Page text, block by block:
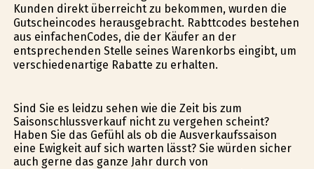
Kunden direkt überreicht zu bekommen, wurden die
Gutscheincodes herausgebracht. Rabttcodes bestehen
aus einfachenCodes, die der Käufer an der
entsprechenden Stelle seines Warenkorbs eingibt, um
verschiedenartige Rabatte zu erhalten.
Sind Sie es leidzu sehen wie die Zeit bis zum
Saisonschlussverkauf nicht zu vergehen scheint?
Haben Sie das Gefühl als ob die Ausverkaufssaison
eine Ewigkeit auf sich warten lässt? Sie würden sicher
auch gerne das ganze Jahr durch von